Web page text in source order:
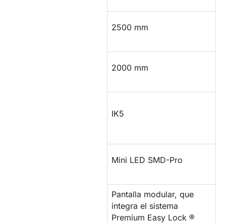
2500 mm
2000 mm
IK5
Mini LED SMD-Pro
Pantalla modular, que
integra el sistema
Premium Easy Lock ®